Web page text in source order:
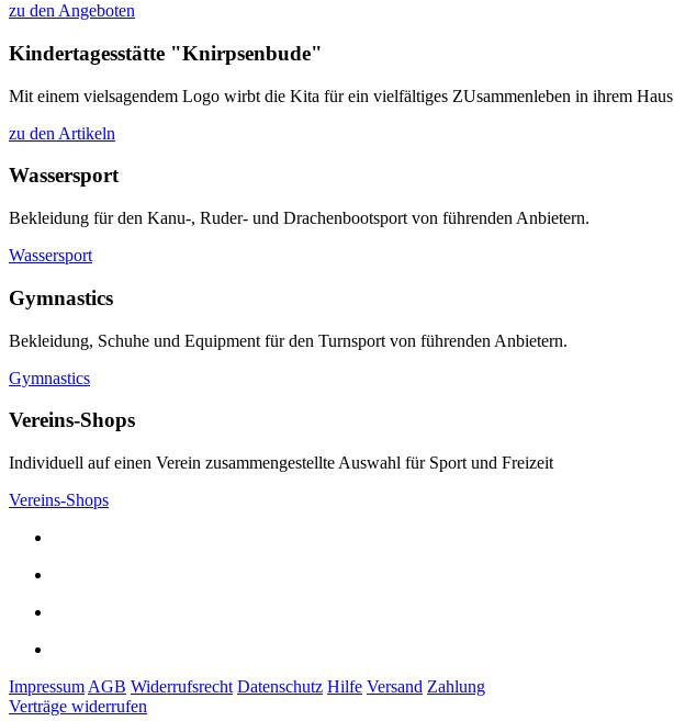
zu den Angeboten
Kindertagesstätte "Knirpsenbude"
Mit einem vielsagendem Logo wirbt die Kita für ein vielfältiges ZUsammenleben in ihrem Haus
zu den Artikeln
Wassersport
Bekleidung für den Kanu-, Ruder- und Drachenbootsport von führenden Anbietern.
Wassersport
Gymnastics
Bekleidung, Schuhe und Equipment für den Turnsport von führenden Anbietern.
Gymnastics
Vereins-Shops
Individuell auf einen Verein zusammengestellte Auswahl für Sport und Freizeit
Vereins-Shops
Impressum AGB Widerrufsrecht Datenschutz Hilfe Versand Zahlung
Verträge widerrufen